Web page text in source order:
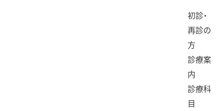
初診・
再診の
方
診療案
内
診療科
目